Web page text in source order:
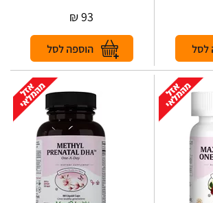
93
₪